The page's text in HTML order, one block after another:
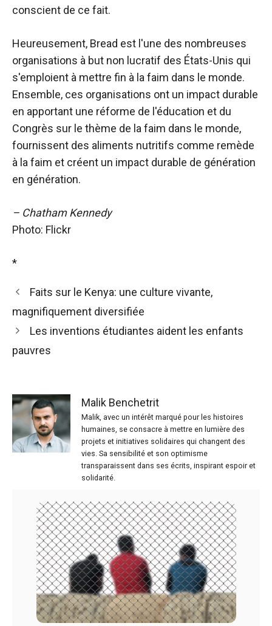
conscient de ce fait.
Heureusement, Bread est l'une des nombreuses
organisations à but non lucratif des États-Unis qui
s'emploient à mettre fin à la faim dans le monde.
Ensemble, ces organisations ont un impact durable
en apportant une réforme de l'éducation et du
Congrès sur le thème de la faim dans le monde,
fournissent des aliments nutritifs comme remède
à la faim et créent un impact durable de génération
en génération.
– Chatham Kennedy
Photo: Flickr
*
Faits sur le Kenya: une culture vivante,
magnifiquement diversifiée
Les inventions étudiantes aident les enfants
pauvres
Malik Benchetrit
Malik, avec un intérêt marqué pour les histoires
humaines, se consacre à mettre en lumière des
projets et initiatives solidaires qui changent des
vies. Sa sensibilité et son optimisme
transparaissent dans ses écrits, inspirant espoir et
solidarité.